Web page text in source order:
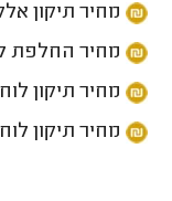
מחיר תיקון
מחיר החלפת לוח
מחיר תיקון לוח
מחיר תיקון לוח